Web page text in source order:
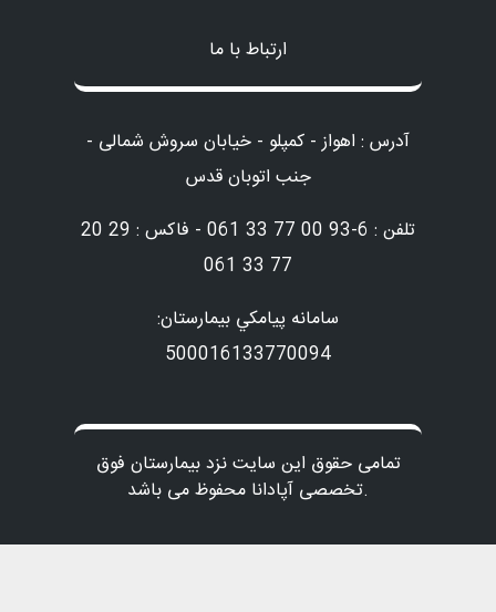
ارتباط با ما
آدرس : اهواز - کمپلو - خیابان سروش شمالی -
جنب اتوبان قدس
تلفن : 6-93 00 77 33 061 - فاکس : 29 20
77 33 061
سامانه پيامكي بيمارستان:
500016133770094
تمامی حقوق این سایت نزد بیمارستان فوق
تخصصی آپادانا محفوظ می باشد.